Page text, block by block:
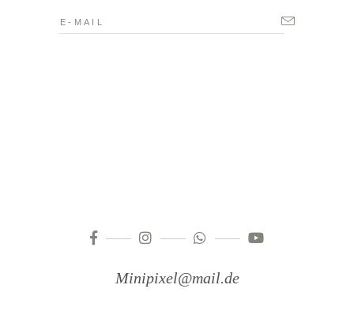
Minipixel@mail.de